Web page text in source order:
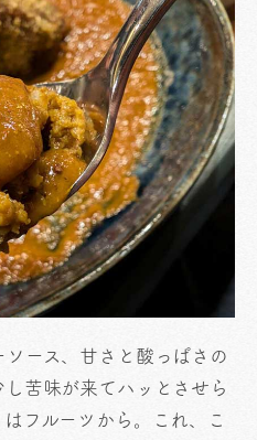
ース、甘さと酸っぱさの
苦味が来てハッとさせら
フルーツから。これ、こ